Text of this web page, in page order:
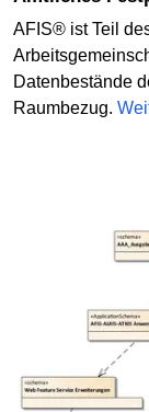
AFIS® ist Teil
Datenbestände
Raumbezug.